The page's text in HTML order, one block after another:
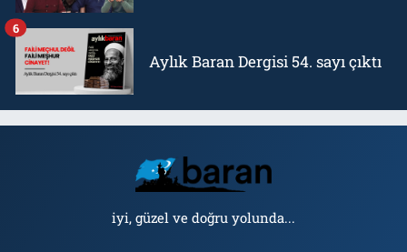
Aylık Baran Dergisi 54. sayı çıktı
6
iyi, güzel ve doğru yolunda...